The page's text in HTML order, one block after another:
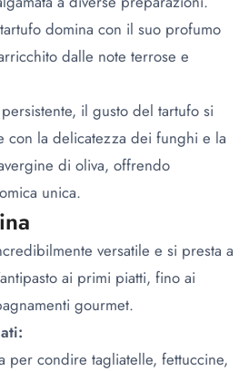
domina con il suo profumo
dalle note terrose e
il gusto del tartufo si
con la delicatezza dei funghi e la
di oliva, offrendo
unica.
versatile e si presta a
ai primi piatti, fino ai
gourmet.
per condire tagliatelle, fettuccine,